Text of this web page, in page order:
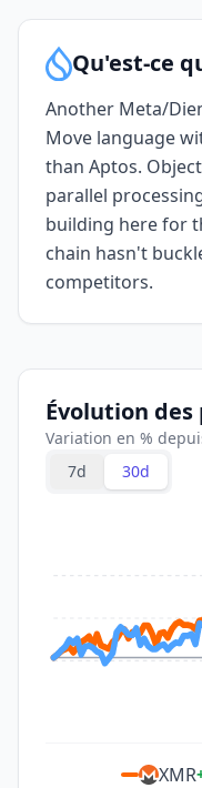
Qu'est-ce
Another Meta/
Move language
than Aptos.
parallel
building here for
chain hasn't
competitors.
Évolution
Variation en %
7d
30d
XMR